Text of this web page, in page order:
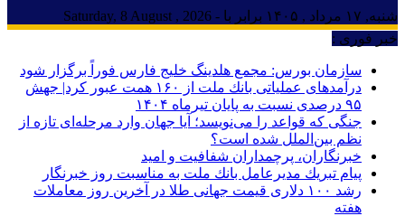
شنبه, ۱۷ مرداد , ۱۴۰۵ برابر با - Saturday, 8 August , 2026
خبر فوری :
سازمان بورس: مجمع هلدینگ خلیج فارس فوراً برگزار شود
درآمدهای عملیاتی بانك ملت از ۱۶۰ همت عبور كرد| جهش
۹۵ درصدی نسبت به پایان تیرماه ۱۴۰۴
جنگی که قواعد را می‌نویسد؛ آیا جهان وارد مرحله‌ای تازه از
نظم بین‌الملل شده است؟
خبرنگاران، پرچمداران شفافیت و امید
پیام تبریك مدیرعامل بانك ملت به مناسبت روز خبرنگار
رشد ۱۰۰ دلاری قیمت جهانی طلا در آخرین روز معاملات
هفته